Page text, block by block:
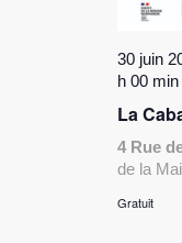
30 juin
h 00 min
La
4 Rue
de la
Gratuit